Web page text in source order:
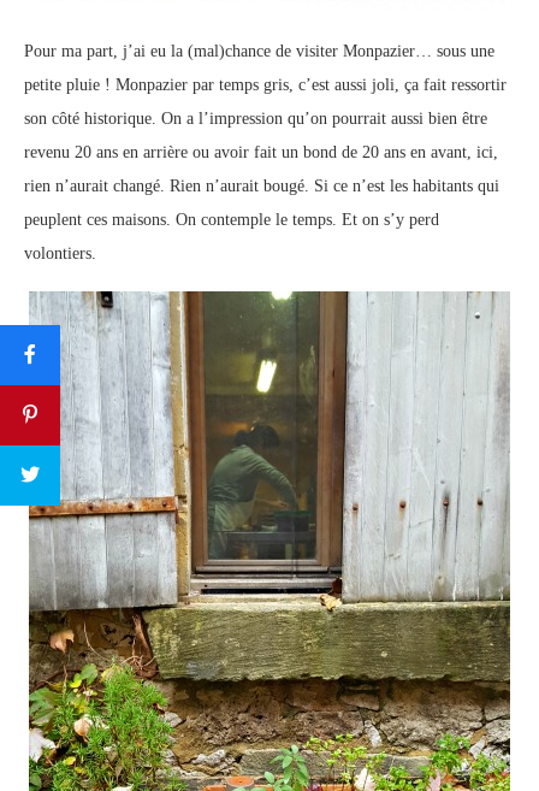
Pour ma part, j’ai eu la (mal)chance de visiter Monpazier… sous une
petite pluie ! Monpazier par temps gris, c’est aussi joli, ça fait ressortir
son côté historique. On a l’impression qu’on pourrait aussi bien être
revenu 20 ans en arrière ou avoir fait un bond de 20 ans en avant, ici,
rien n’aurait changé. Rien n’aurait bougé. Si ce n’est les habitants qui
peuplent ces maisons. On contemple le temps. Et on s’y perd
volontiers.